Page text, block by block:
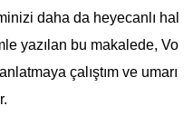
daha da heyecanlı hal
yazılan bu makalede, Vo
çalıştım ve umarı